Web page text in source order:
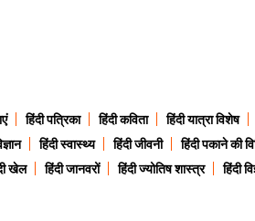
हिंदी पत्रिका हिंदी कविता हिंदी यात्रा विशेष
हिंदी स्वास्थ्य हिंदी जीवनी हिंदी पकाने की
खेल हिंदी जानवरों हिंदी ज्योतिष शास्त्र हिंदी